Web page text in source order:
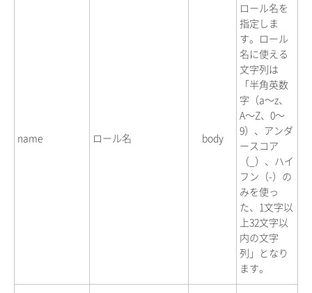
name ロール名 body
ロール名を
指定しま
す。ロール
名に使える
文字列は
「半角英数
字（a〜z、
A〜Z、0〜
9）、アンダ
ースコア
（_）、ハイ
フン（-）の
みを使っ
た、1文字以
上32文字以
内の文字
列」となり
ます。